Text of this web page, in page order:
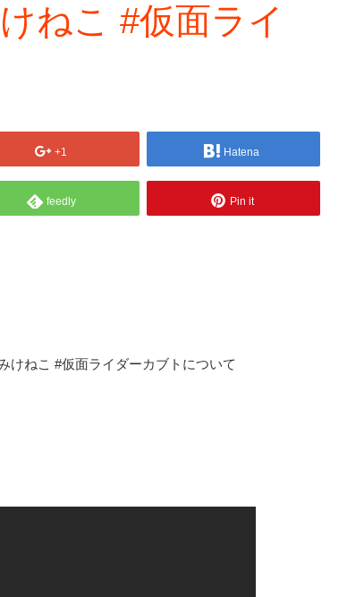
ねこ #仮面ライ
+1 Hatena
feedly Pin it
ねこ #仮面ライダーカブトについて